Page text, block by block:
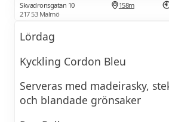
Skvadronsgatan 10
217 53 Malmö
158m
Lördag
Kyckling Cordon Bleu
Serveras med madeirasky,
och blandade grönsaker